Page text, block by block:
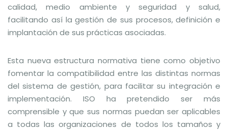
calidad, medio ambiente y seguridad y salud,
facilitando así la gestión de sus procesos, definición e
implantación de sus prácticas asociadas.
Esta nueva estructura normativa tiene como objetivo
fomentar la compatibilidad entre las distintas normas
del sistema de gestión, para facilitar su integración e
implementación. ISO ha pretendido ser más
comprensible y que sus normas puedan ser aplicables
a todas las organizaciones de todos los tamaños y